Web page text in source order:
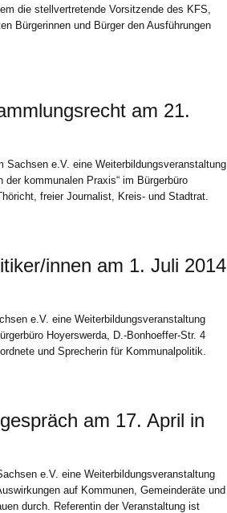
die stellvertretende Vorsitzende des KFS,
Bürgerinnen und Bürger den Ausführungen
am 21.
e.V. eine Weiterbildungsveranstaltung
kommunalen Praxis“ im Bürgerbüro
freier Journalist, Kreis- und Stadtrat.
innen am 1. Juli 2014
e.V. eine Weiterbildungsveranstaltung
Hoyerswerda, D.-Bonhoeffer-Str. 4
und Sprecherin für Kommunalpolitik.
am 17. April in
e.V. eine Weiterbildungsveranstaltung
auf Kommunen, Gemeinderäte und
durch. Referentin der Veranstaltung ist